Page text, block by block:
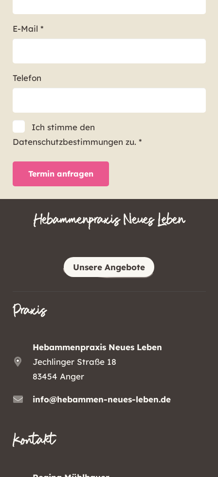
E-Mail *
Telefon
Ich stimme den
Datenschutzbestimmungen zu. *
Termin anfragen
Hebammenpraxis Neues Leben
Unsere Angebote
Praxis
Hebammenpraxis Neues Leben
Jechlinger Straße 18
83454 Anger
info@hebammen-neues-leben.de
Kontakt